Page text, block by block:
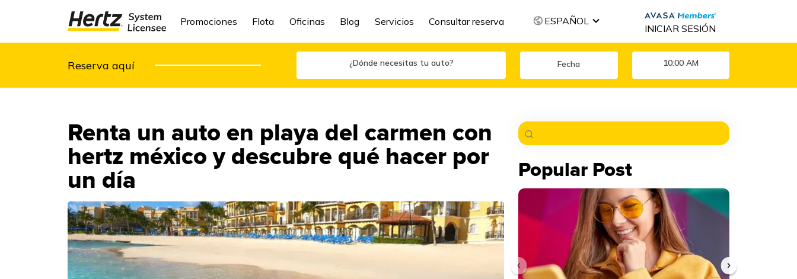
Promociones Flota Oficinas Blog Servicios Consultar reserva ESPAÑOL
INICIAR SESIÓN
Reserva aquí ¿Dónde necesitas tu auto? 10:00 AM
Renta un auto en playa del carmen con
hertz méxico y descubre qué hacer por
un día
Popular Post